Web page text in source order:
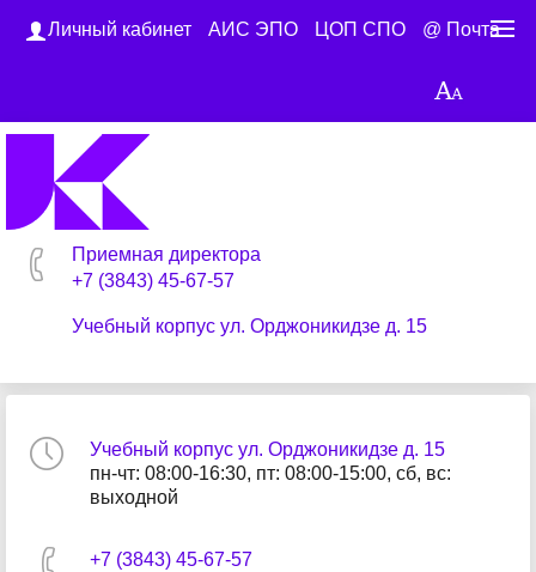
Личный кабинет АИС ЭПО ЦОП СПО @ Почта
Приемная директора
+7 (3843) 45-67-57
Учебный корпус ул. Орджоникидзе д. 15
Учебный корпус ул. Орджоникидзе д. 15
пн-чт: 08:00-16:30, пт: 08:00-15:00, сб, вс:
выходной
+7 (3843) 45-67-57